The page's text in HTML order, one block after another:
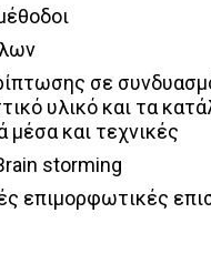
σε
υλικό και τα
μέσα και τεχνικές
storming
επιμορφωτικές